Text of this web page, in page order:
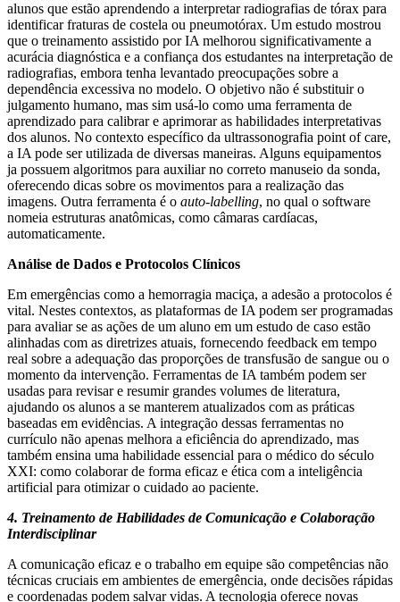
alunos que estão aprendendo a interpretar radiografias de tórax para
identificar fraturas de costela ou pneumotórax. Um estudo mostrou
que o treinamento assistido por IA melhorou significativamente a
acurácia diagnóstica e a confiança dos estudantes na interpretação de
radiografias, embora tenha levantado preocupações sobre a
dependência excessiva no modelo. O objetivo não é substituir o
julgamento humano, mas sim usá-lo como uma ferramenta de
aprendizado para calibrar e aprimorar as habilidades interpretativas
dos alunos. No contexto específico da ultrassonografia point of care,
a IA pode ser utilizada de diversas maneiras. Alguns equipamentos
ja possuem algoritmos para auxiliar no correto manuseio da sonda,
oferecendo dicas sobre os movimentos para a realização das
imagens. Outra ferramenta é o auto-labelling, no qual o software
nomeia estruturas anatômicas, como câmaras cardíacas,
automaticamente.
Análise de Dados e Protocolos Clínicos
Em emergências como a hemorragia maciça, a adesão a protocolos é
vital. Nestes contextos, as plataformas de IA podem ser programadas
para avaliar se as ações de um aluno em um estudo de caso estão
alinhadas com as diretrizes atuais, fornecendo feedback em tempo
real sobre a adequação das proporções de transfusão de sangue ou o
momento da intervenção. Ferramentas de IA também podem ser
usadas para revisar e resumir grandes volumes de literatura,
ajudando os alunos a se manterem atualizados com as práticas
baseadas em evidências. A integração dessas ferramentas no
currículo não apenas melhora a eficiência do aprendizado, mas
também ensina uma habilidade essencial para o médico do século
XXI: como colaborar de forma eficaz e ética com a inteligência
artificial para otimizar o cuidado ao paciente.
4. Treinamento de Habilidades de Comunicação e Colaboração
Interdisciplinar
A comunicação eficaz e o trabalho em equipe são competências não
técnicas cruciais em ambientes de emergência, onde decisões rápidas
e coordenadas podem salvar vidas. A tecnologia oferece novas